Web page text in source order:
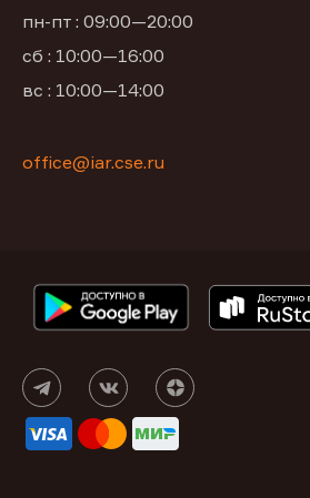
пн-пт : 09:00—20:00
сб : 10:00—16:00
вс : 10:00—14:00
office@iar.cse.ru